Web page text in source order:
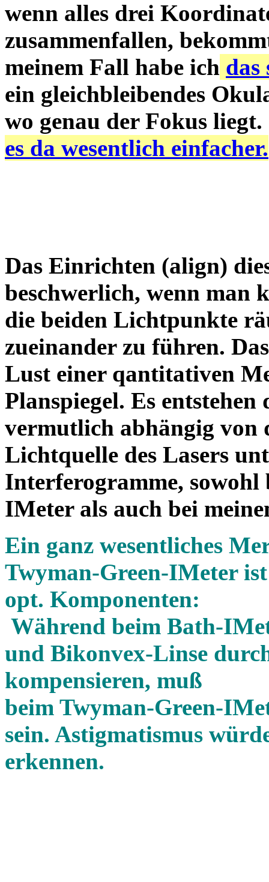
wenn alles drei
zusammenfallen,
meinem Fall habe ich das
ein gleichbleibendes
wo genau der Fokus liegt.
es da wesentlich einfacher.
Das Einrichten (align)
beschwerlich, wenn man
die beiden Lichtpunkte
zueinander zu führen.
Lust einer qantitativen
Planspiegel. Es entstehen
vermutlich abhängig von
Lichtquelle des Lasers
Interferogramme, sowohl
IMeter als auch bei
Ein ganz wesentliches
Twyman-Green-IMeter
opt. Komponenten:
Während beim Bath-
und Bikonvex-Linse
kompensieren, muß
beim Twyman-Green-
sein. Astigmatismus
erkennen.